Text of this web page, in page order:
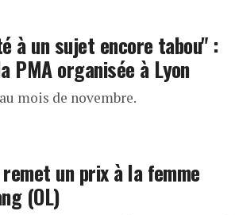
à un sujet encore tabou" :
PMA organisée à Lyon
mois de novembre.
remet un prix à la femme
(OL)